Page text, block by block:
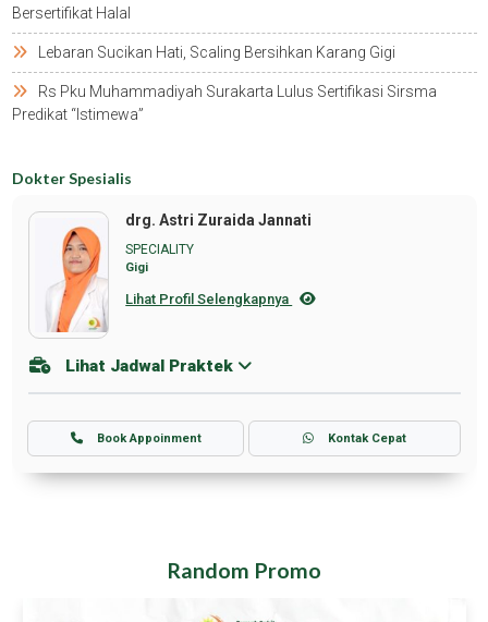
Bersertifikat Halal
Lebaran Sucikan Hati, Scaling Bersihkan Karang Gigi
Rs Pku Muhammadiyah Surakarta Lulus Sertifikasi Sirsma
Predikat “istimewa”
Dokter Spesialis
drg. Astri Zuraida Jannati
SPECIALITY
Gigi
Lihat Profil Selengkapnya
Lihat Jadwal Praktek
Book Appoinment Kontak Cepat
Random Promo